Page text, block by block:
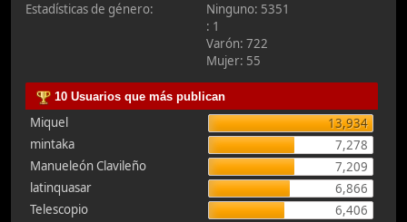
Estadísticas de género:
Ninguno: 5351
: 1
Varón: 722
Mujer: 55
10 Usuarios que más publican
Miquel
13,934
mintaka
7,278
Manueleón Clavileño
7,209
latinquasar
6,866
Telescopio
6,406